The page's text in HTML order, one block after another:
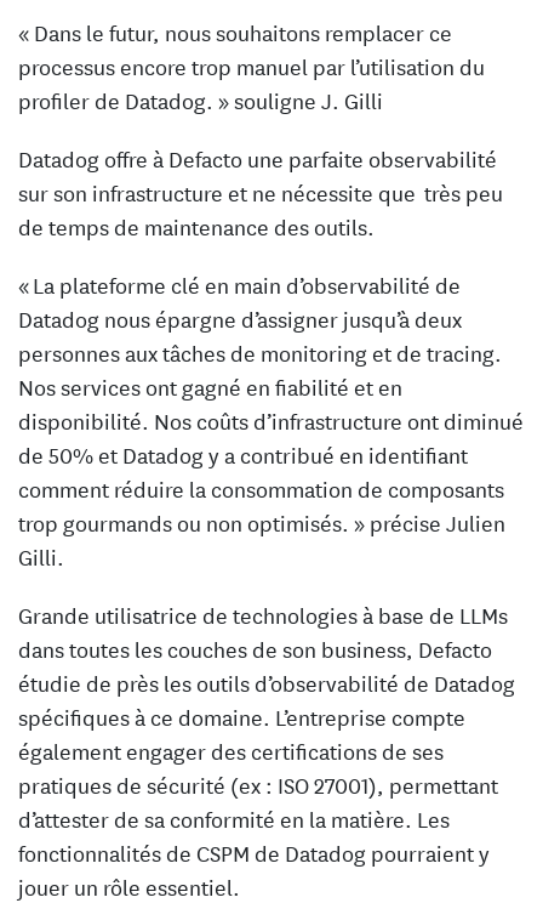
« Dans le futur, nous souhaitons remplacer ce
processus encore trop manuel par l’utilisation du
profiler de Datadog. » souligne J. Gilli
Datadog offre à Defacto une parfaite observabilité
sur son infrastructure et ne nécessite que très peu
de temps de maintenance des outils.
« La plateforme clé en main d’observabilité de
Datadog nous épargne d’assigner jusqu’à deux
personnes aux tâches de monitoring et de tracing.
Nos services ont gagné en fiabilité et en
disponibilité. Nos coûts d’infrastructure ont diminué
de 50% et Datadog y a contribué en identifiant
comment réduire la consommation de composants
trop gourmands ou non optimisés. » précise Julien
Gilli.
Grande utilisatrice de technologies à base de LLMs
dans toutes les couches de son business, Defacto
étudie de près les outils d’observabilité de Datadog
spécifiques à ce domaine. L’entreprise compte
également engager des certifications de ses
pratiques de sécurité (ex : ISO 27001), permettant
d’attester de sa conformité en la matière. Les
fonctionnalités de CSPM de Datadog pourraient y
jouer un rôle essentiel.